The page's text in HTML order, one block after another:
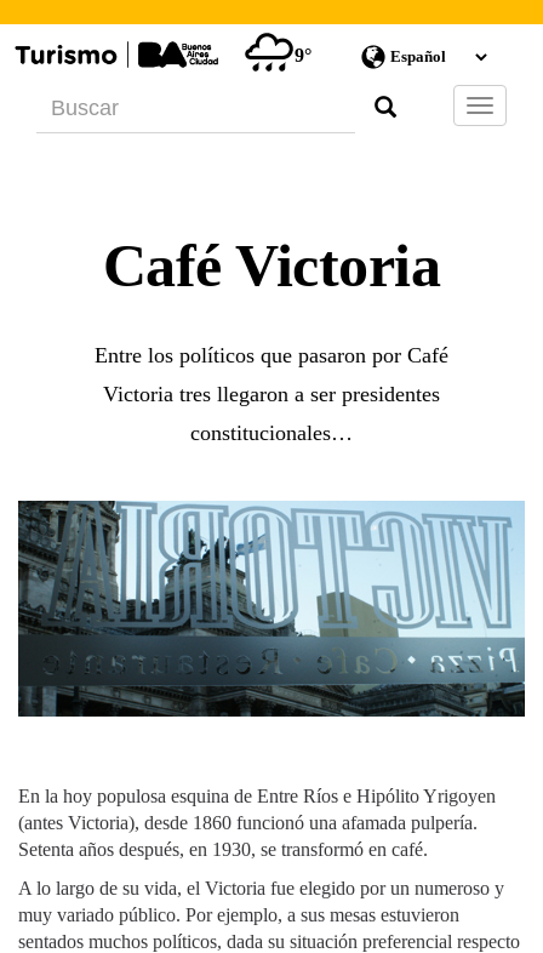
9°
Barra
de
Café Victoria
Entre los políticos que pasaron por Café
Victoria tres llegaron a ser presidentes
constitucionales…
En la hoy populosa esquina de Entre Ríos e Hipólito Yrigoyen
(antes Victoria), desde 1860 funcionó una afamada pulpería.
Setenta años después, en 1930, se transformó en café.
A lo largo de su vida, el Victoria fue elegido por un numeroso y
muy variado público. Por ejemplo, a sus mesas estuvieron
sentados muchos políticos, dada su situación preferencial respecto